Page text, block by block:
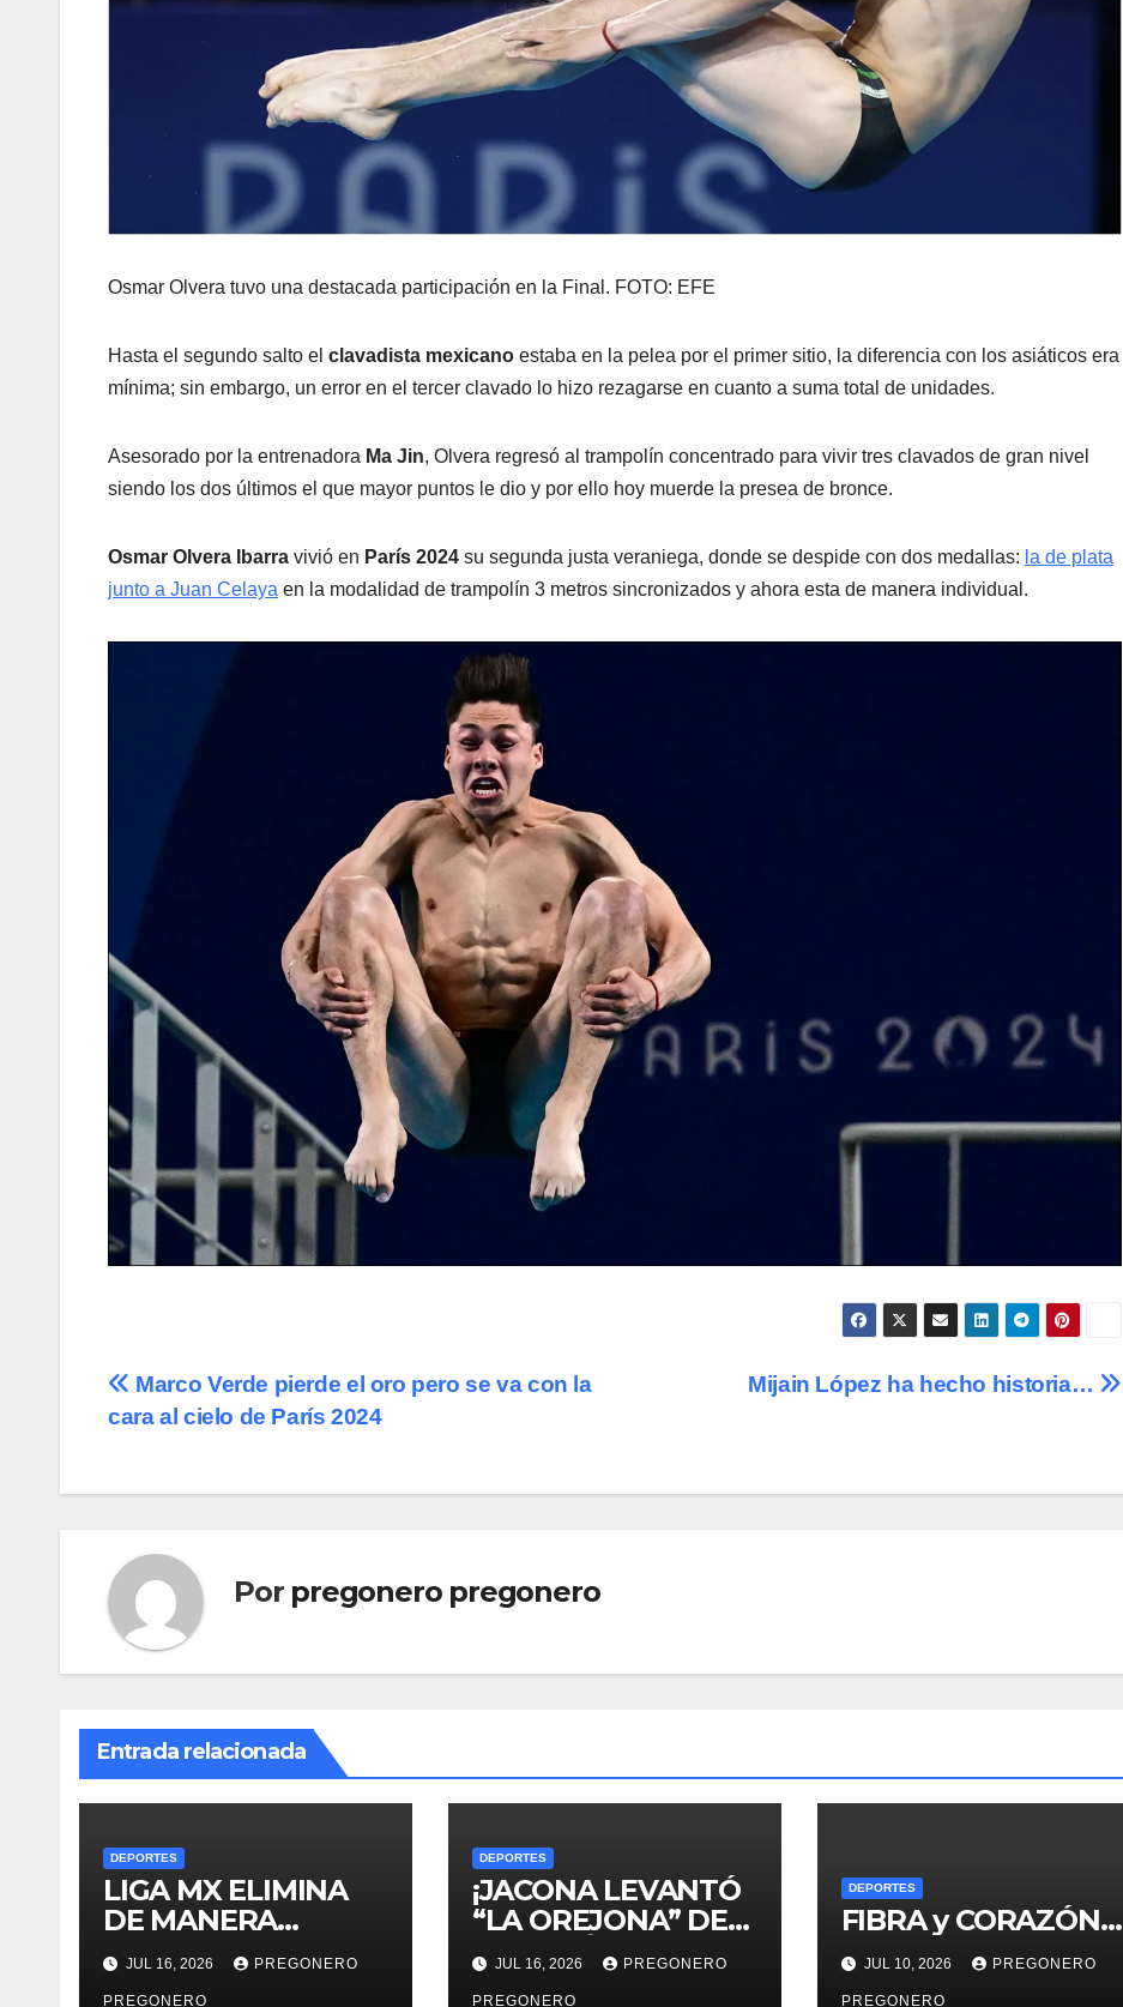
Osmar Olvera tuvo una destacada participación en la Final. FOTO: EFE
Hasta el segundo salto el clavadista mexicano estaba en la pelea por el primer sitio, la diferencia con los asiáticos era
mínima; sin embargo, un error en el tercer clavado lo hizo rezagarse en cuanto a suma total de unidades.
Asesorado por la entrenadora Ma Jin, Olvera regresó al trampolín concentrado para vivir tres clavados de gran nivel
siendo los dos últimos el que mayor puntos le dio y por ello hoy muerde la presea de bronce.
Osmar Olvera Ibarra vivió en París 2024 su segunda justa veraniega, donde se despide con dos medallas: la de plata
junto a Juan Celaya en la modalidad de trampolín 3 metros sincronizados y ahora esta de manera individual.
Navegación
entradas
Mijain López ha hecho historia…
Marco Verde pierde el oro pero se va con la
cara al cielo de París 2024
Por pregonero pregonero
Entrada relacionada
DEPORTES
LIGA MX ELIMINA
DE MANERA
DEFINITIVA EL
ASCENSO Y
JUL 16, 2026 PREGONERO
PREGONERO
DEPORTES
¡JACONA LEVANTÓ
“LA OREJONA” DE
CAMPEÓN..!
JUL 16, 2026 PREGONERO
PREGONERO
DEPORTES
FIBRA y CORAZÓN…
JUL 10, 2026 PREGONERO
PREGONERO